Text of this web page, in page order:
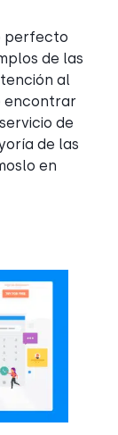
perfecto
de las
al
encontrar
de
de las
en